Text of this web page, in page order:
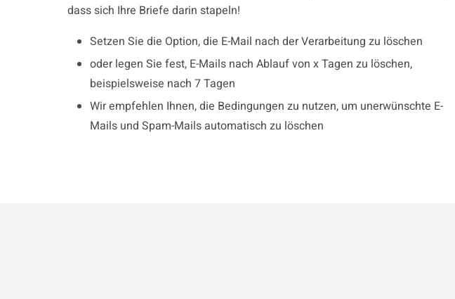
dass sich Ihre Briefe darin stapeln!
Setzen Sie die Option, die E-Mail nach der Verarbeitung zu löschen
oder legen Sie fest, E-Mails nach Ablauf von x Tagen zu löschen,
beispielsweise nach 7 Tagen
Wir empfehlen Ihnen, die Bedingungen zu nutzen, um unerwünschte E-
Mails und Spam-Mails automatisch zu löschen